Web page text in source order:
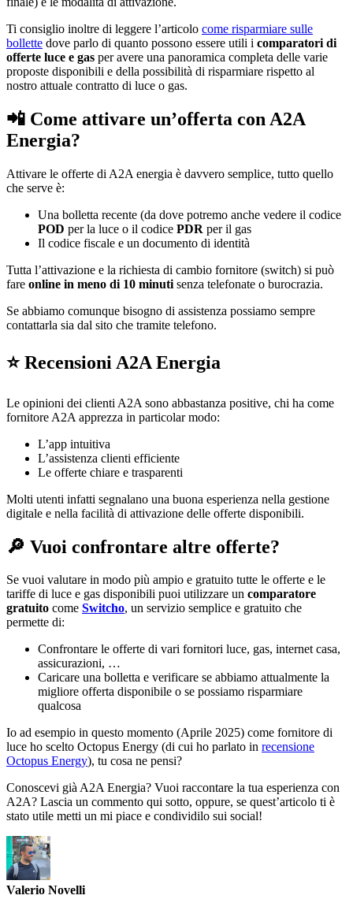
Ti consiglio inoltre di leggere l’articolo come risparmiare sulle
bollette dove parlo di quanto possono essere utili i comparatori di
offerte luce e gas per avere una panoramica completa delle varie
proposte disponibili e della possibilità di risparmiare rispetto al
nostro attuale contratto di luce o gas.
📲 Come attivare un’offerta con A2A
Energia?
Attivare le offerte di A2A energia è davvero semplice, tutto quello
che serve è:
Una bolletta recente (da dove potremo anche vedere il codice
POD per la luce o il codice PDR per il gas
Il codice fiscale e un documento di identità
Tutta l’attivazione e la richiesta di cambio fornitore (switch) si può
fare online in meno di 10 minuti senza telefonate o burocrazia.
Se abbiamo comunque bisogno di assistenza possiamo sempre
contattarla sia dal sito che tramite telefono.
⭐️ Recensioni A2A Energia
Le opinioni dei clienti A2A sono abbastanza positive, chi ha come
fornitore A2A apprezza in particolar modo:
L’app intuitiva
L’assistenza clienti efficiente
Le offerte chiare e trasparenti
Molti utenti infatti segnalano una buona esperienza nella gestione
digitale e nella facilità di attivazione delle offerte disponibili.
🔎 Vuoi confrontare altre offerte?
Se vuoi valutare in modo più ampio e gratuito tutte le offerte e le
tariffe di luce e gas disponibili puoi utilizzare un comparatore
gratuito come Switcho, un servizio semplice e gratuito che
permette di:
Confrontare le offerte di vari fornitori luce, gas, internet casa,
assicurazioni, …
Caricare una bolletta e verificare se abbiamo attualmente la
migliore offerta disponibile o se possiamo risparmiare
qualcosa
Io ad esempio in questo momento (Aprile 2025) come fornitore di
luce ho scelto Octopus Energy (di cui ho parlato in recensione
Octopus Energy), tu cosa ne pensi?
Conoscevi già A2A Energia? Vuoi raccontare la tua esperienza con
A2A? Lascia un commento qui sotto, oppure, se quest’articolo ti è
stato utile metti un mi piace e condividilo sui social!
Valerio Novelli